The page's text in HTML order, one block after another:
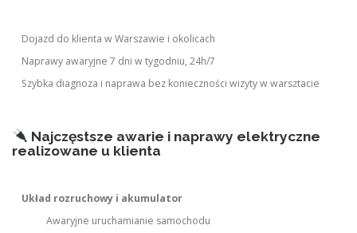
Dojazd do klienta w Warszawie i okolicach
Naprawy awaryjne 7 dni w tygodniu, 24h/7
Szybka diagnoza i naprawa bez konieczności wizyty w warsztacie
Najczęstsze awarie i naprawy elektryczne
realizowane u klienta
Układ rozruchowy i akumulator
Awaryjne uruchamianie samochodu